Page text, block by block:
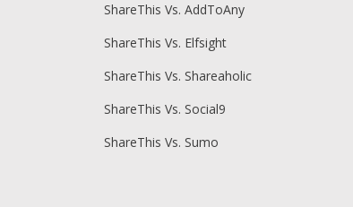
ShareThis Vs. AddToAny
ShareThis Vs. Elfsight
ShareThis Vs. Shareaholic
ShareThis Vs. Social9
ShareThis Vs. Sumo